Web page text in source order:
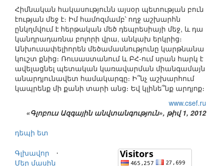
Հիմնական հակասությունն այսօր պետության բուն
էության մեջ է։ Իմ համոզմամբ՝ ողջ աշխարհն
ընկղմվում է հերթական մեծ դեպրեսիայի մեջ, և դա
կանդրադառնա բոլորի վրա, անկախ երկրից։
Անխուսափելիորեն մեծամասնությունը կարթնանա
կուշտ քնից։ Ռուսաստանում և ԲՀ-ում սրան հարկ է
ավելացնել պետական կառավարման միանգամայն
անարդյունավետ համակարգը։ Ի՞նչ աշխարհում
կապրենք մի քանի տարի անց։ Եվ կլինե՞նք արդյոք։
www.csef.ru
«Գլոբուս Ազգային անվտանգություն», թիվ 1, 2012
դեպի ետ
Գլխավոր
⋅
Մեր մասին